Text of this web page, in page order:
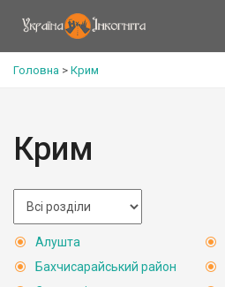
Головна > Крим
Крим
Алушта
Бахчисарайський район